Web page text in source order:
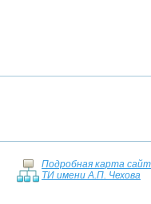
Подробная карта
ТИ имени А.П. Чехова